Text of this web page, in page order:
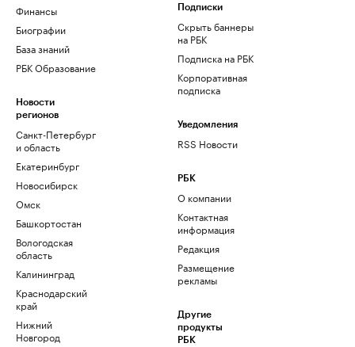
Финансы
Биографии
База знаний
РБК Образование
Новости
регионов
Санкт-Петербург
и область
Екатеринбург
Новосибирск
Омск
Башкортостан
Вологодская
область
Калининград
Краснодарский
край
Нижний
Новгород
Подписки
Скрыть баннеры
на РБК
Подписка на РБК
Корпоративная
подписка
Уведомления
RSS Новости
РБК
О компании
Контактная
информация
Редакция
Размещение
рекламы
Другие
продукты
РБК